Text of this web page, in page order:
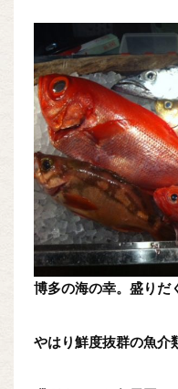
博多の海の幸。盛りだ
やはり鮮度抜群の魚介